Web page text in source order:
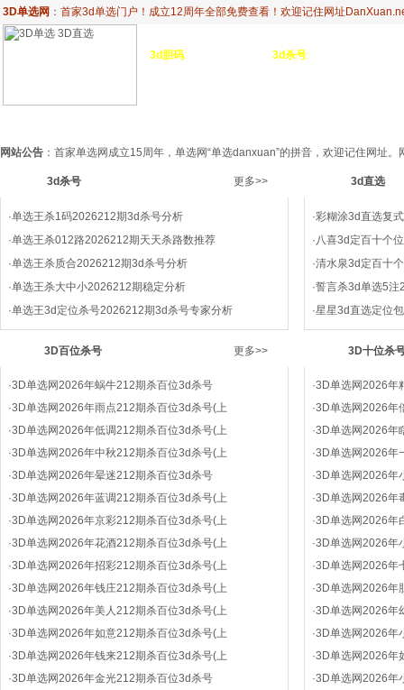
3D单选网 ： 首家3d单选门户！成立12周年全部免费查看！欢迎记住网址
3d胆码: 3d杀号:
网站公告 ：首家单选网成立15周年，单选网“单选danxuan”的拼音，欢迎记住网址
3d杀号 更多>>
·单选王杀1码2026212期3d杀号分析
·单选王杀012路2026212期天天杀路数推荐
·单选王杀质合2026212期3d杀号分析
·单选王杀大中小2026212期稳定分析
·单选王3d定位杀号2026212期3d杀号专家分析
3d直选
·彩糊涂3d直选复
·八喜3d定百十个
·清水泉3d定百十
·誓言杀3d单选5注
·星星3d直选定位
3D百位杀号 更多>>
·3D单选网2026年蜗牛212期杀百位3d杀号
·3D单选网2026年雨点212期杀百位3d杀号(上
·3D单选网2026年低调212期杀百位3d杀号(上
·3D单选网2026年中秋212期杀百位3d杀号(上
·3D单选网2026年晕迷212期杀百位3d杀号
·3D单选网2026年蓝调212期杀百位3d杀号(上
·3D单选网2026年京彩212期杀百位3d杀号(上
·3D单选网2026年花酒212期杀百位3d杀号(上
·3D单选网2026年招彩212期杀百位3d杀号(上
·3D单选网2026年钱庄212期杀百位3d杀号(上
·3D单选网2026年美人212期杀百位3d杀号(上
·3D单选网2026年如意212期杀百位3d杀号(上
·3D单选网2026年钱来212期杀百位3d杀号(上
·3D单选网2026年金光212期杀百位3d杀号
3D十位杀
·3D单选网2026年
·3D单选网2026年
·3D单选网2026年
·3D单选网2026年
·3D单选网2026年
·3D单选网2026年
·3D单选网2026年
·3D单选网2026年
·3D单选网2026年
·3D单选网2026年
·3D单选网2026年
·3D单选网2026年
·3D单选网2026年
·3D单选网2026年